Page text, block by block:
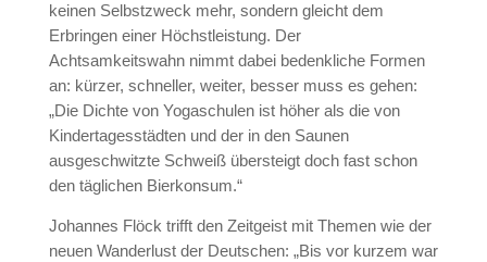
keinen Selbstzweck mehr, sondern gleicht dem
Erbringen einer Höchstleistung. Der
Achtsamkeitswahn nimmt dabei bedenkliche Formen
an: kürzer, schneller, weiter, besser muss es gehen:
„Die Dichte von Yogaschulen ist höher als die von
Kindertagesstädten und der in den Saunen
ausgeschwitzte Schweiß übersteigt doch fast schon
den täglichen Bierkonsum.“
Johannes Flöck trifft den Zeitgeist mit Themen wie der
neuen Wanderlust der Deutschen: „Bis vor kurzem war